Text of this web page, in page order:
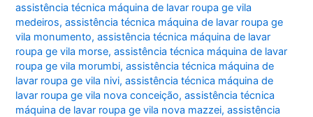
assistência técnica máquina de lavar roupa ge vila
medeiros,assistência técnica máquina de lavar roupa ge
vila monumento,assistência técnica máquina de lavar
roupa ge vila morse,assistência técnica máquina de lavar
roupa ge vila morumbi,assistência técnica máquina de
lavar roupa ge vila nivi,assistência técnica máquina de
lavar roupa ge vila nova conceição,assistência técnica
máquina de lavar roupa ge vila nova mazzei,assistência